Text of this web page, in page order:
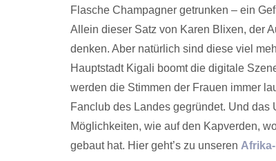
Flasche Champagner getrunken – ein
Allein dieser Satz von Karen Blixen, der
denken. Aber natürlich sind diese viel
Hauptstadt Kigali boomt die digitale
werden die Stimmen der Frauen immer
Fanclub des Landes gegründet. Und
Möglichkeiten, wie auf den Kapverden,
gebaut hat. Hier geht’s zu unseren